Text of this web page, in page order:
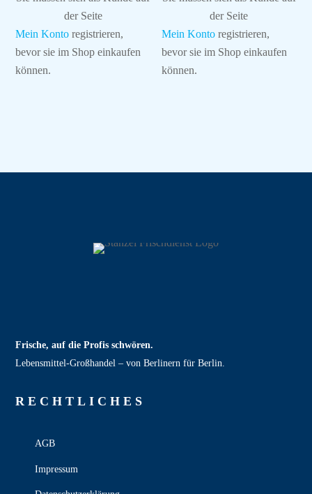
der Seite
Mein Konto registrieren,
bevor sie im Shop einkaufen
können.
der Seite
Mein Konto registrieren,
bevor sie im Shop einkaufen
können.
Frische, auf die Profis schwören.
Lebensmittel‑Großhandel – von Berlinern für Berlin.
RECHT­LICHES
AGB
Impressum